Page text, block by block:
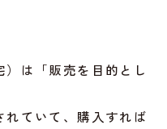
は「販売を目的とし
れていて、購入すれば